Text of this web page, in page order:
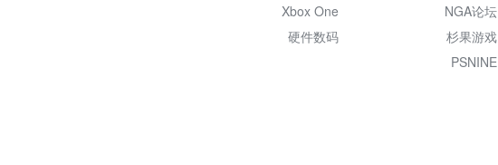
Xbox One
硬件数码
NGA论坛
杉果游戏
PSNINE